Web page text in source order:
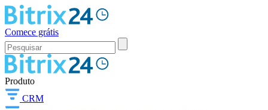
Comece grátis
Produto
CRM